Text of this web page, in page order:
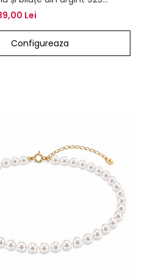
Lei
Configureaza